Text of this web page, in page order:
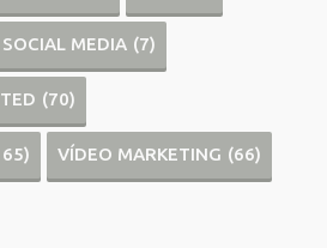
SOCIAL MEDIA (7)
(70)
VÍDEO MARKETING (66)